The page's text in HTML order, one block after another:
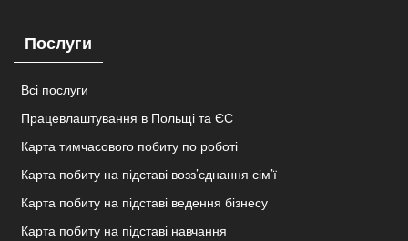
Послуги
Всі послуги
Працевлаштування в Польщі та ЄС
Карта тимчасового побиту по роботі
Карта побиту на підставі возз’єднання сім’ї
Карта побиту на підставі ведення бізнесу
Карта побиту на підставі навчання